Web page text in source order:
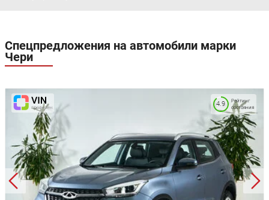
Спецпредложения на автомобили марки
Чери
Рейтинг
состояния
4.9